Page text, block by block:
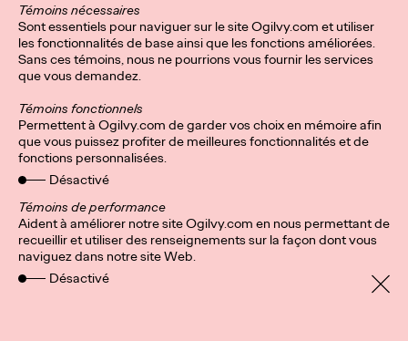
Privacy Policy
Cookies
Charte de protection des
Témoins nécessaires
Sont essentiels pour naviguer sur le site Ogilvy.com et utiliser
les fonctionnalités de base ainsi que les fonctions améliorées.
Sans ces témoins, nous ne pourrions vous fournir les services
que vous demandez.
Témoins fonctionnels
Permettent à Ogilvy.com de garder vos choix en mémoire afin
que vous puissez profiter de meilleures fonctionnalités et de
fonctions personnalisées.
Désactivé
Témoins de performance
Aident à améliorer notre site Ogilvy.com en nous permettant de
recueillir et utiliser des renseignements sur la façon dont vous
naviguez dans notre site Web.
Désactivé